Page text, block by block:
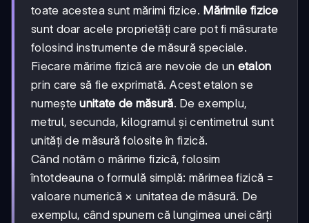
toate acestea sunt mărimi fizice. Mărimile fizice
sunt doar acele proprietăți care pot fi măsurate
folosind instrumente de măsură speciale.
Fiecare mărime fizică are nevoie de un etalon
prin care să fie exprimată. Acest etalon se
numeșteunitate de măsură. De exemplu,
metrul, secunda, kilogramul și centimetrul sunt
unități de măsură folosite în fizică.
Când notăm o mărime fizică, folosim
întotdeauna o formulă simplă: mărimea fizică =
valoare numerică × unitatea de măsură. De
exemplu, când spunem că lungimea unei cărți